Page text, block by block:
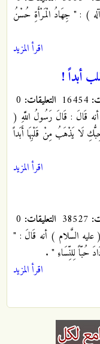
) : " جِهَادُ الْمَرْأَةِ حُسْنُ
اقرأ المزيد
أبداً !
التعليقات:
أنه قَالَ : قَالَ رَسُولُ اللَّهِ (
لَا يَذْهَبُ مِنْ قَلْبِهَا أَبَداً
اقرأ المزيد
التعليقات:
السَّلام ) أنه قَالَ : "
حُبّاً لِلنِّسَاءِ " .
اقرأ المزيد